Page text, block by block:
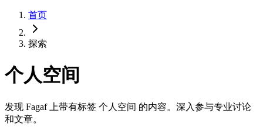
首页
探索
个人空间
发现 Fagaf 上带有标签 个人空间 的内容。深入参与专业讨论
和文章。